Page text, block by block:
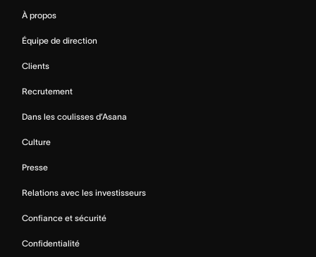
À propos
Équipe de direction
Clients
Recrutement
Dans les coulisses d’Asana
Culture
Presse
Relations avec les investisseurs
Confiance et sécurité
Confidentialité